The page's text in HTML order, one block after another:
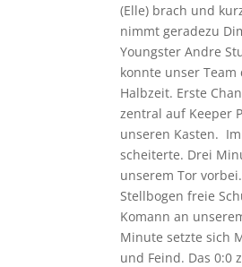
(Elle) brach und
nimmt geradezu
Youngster Andre
konnte unser
Halbzeit. Erste
zentral auf Keeper
unseren Kasten.
scheiterte. Drei
unserem Tor
Stellbogen freie
Komann an
Minute setzte sich
und Feind. Das 0:0